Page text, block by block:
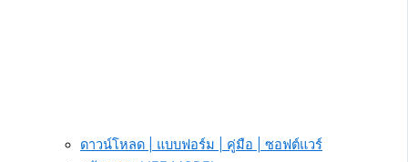
ดาวน์โหลด | แบบฟอร์ม | คู่มือ | ซอฟต์แวร์